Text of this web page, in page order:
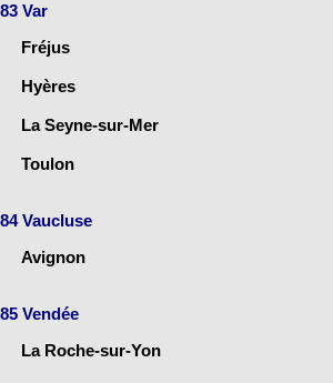
83 Var
Fréjus
Hyères
La Seyne-sur-Mer
Toulon
84 Vaucluse
Avignon
85 Vendée
La Roche-sur-Yon